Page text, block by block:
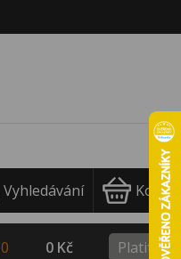
Vyhledávání Košík
0 0 Kč Platit